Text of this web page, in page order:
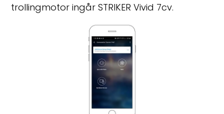
trollingmotor ingår STRIKER Vivid 7cv.